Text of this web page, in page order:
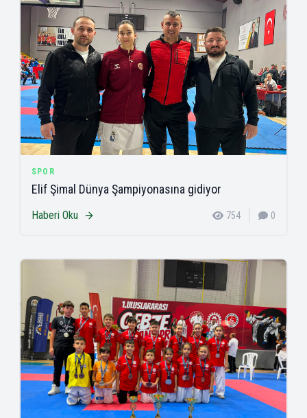
SPOR
Elif Şimal Dünya Şampiyonasına gidiyor
Haberi Oku 754 0